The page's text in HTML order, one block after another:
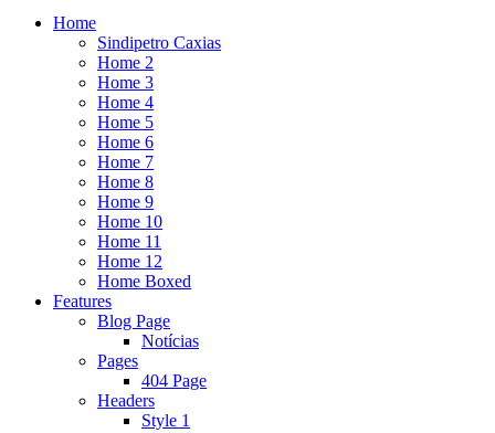
Home
Sindipetro Caxias
Home 2
Home 3
Home 4
Home 5
Home 6
Home 7
Home 8
Home 9
Home 10
Home 11
Home 12
Home Boxed
Features
Blog Page
Notícias
Pages
404 Page
Headers
Style 1